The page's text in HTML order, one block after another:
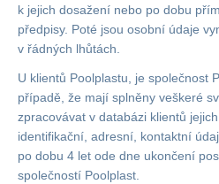
k jejich dosažení nebo po dobu
předpisy. Poté jsou osobní údaje
v řádných lhůtách.
U klientů Poolplastu, je společnost
případě, že mají splněny veškeré
zpracovávat v databázi klientů
identifikační, adresní, kontaktní
po dobu 4 let ode dne ukončení
společností Poolplast.